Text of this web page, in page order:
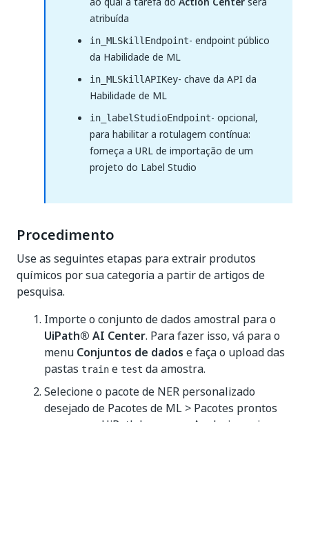
atribuída
in_MLSkillEndpoint- endpoint público
da Habilidade de ML
in_MLSkillAPIKey- chave da API da
Habilidade de ML
in_labelStudioEndpoint- opcional,
para habilitar a rotulagem contínua:
forneça a URL de importação de um
projeto do Label Studio
Procedimento
Use as seguintes etapas para extrair produtos
químicos por sua categoria a partir de artigos de
pesquisa.
Importe o conjunto de dados amostral para o
UiPath® AI Center. Para fazer isso, vá para o
menu Conjuntos de dados e faça o upload das
pastas train e test da amostra.
Selecione o pacote de NER personalizado
desejado de Pacotes de ML > Pacotes prontos
para uso > UiPath Language Analysis e crie-o.